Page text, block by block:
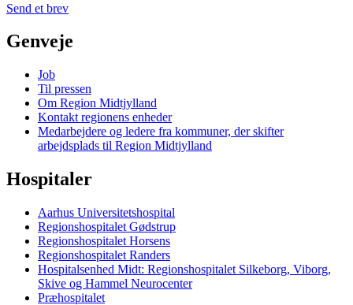
Send et brev
Genveje
Job
Til pressen
Om Region Midtjylland
Kontakt regionens enheder
Medarbejdere og ledere fra kommuner, der skifter
arbejdsplads til Region Midtjylland
Hospitaler
Aarhus Universitetshospital
Regionshospitalet Gødstrup
Regionshospitalet Horsens
Regionshospitalet Randers
Hospitalsenhed Midt: Regionshospitalet Silkeborg, Viborg,
Skive og Hammel Neurocenter
Præhospitalet